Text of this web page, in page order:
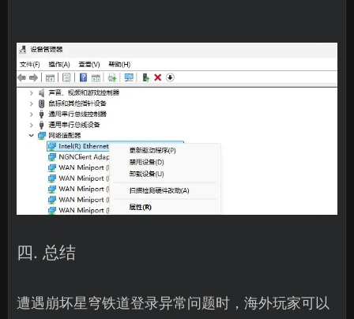
四. 总结
遭遇崩坏星穹铁道登录异常问题时，海外玩家可以